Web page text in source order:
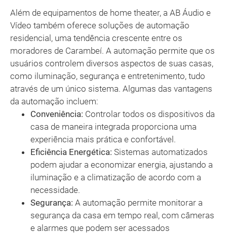
Além de equipamentos de home theater, a AB Áudio e
Vídeo também oferece soluções de automação
residencial, uma tendência crescente entre os
moradores de Carambeí. A automação permite que os
usuários controlem diversos aspectos de suas casas,
como iluminação, segurança e entretenimento, tudo
através de um único sistema. Algumas das vantagens
da automação incluem:
Conveniência: Controlar todos os dispositivos da
casa de maneira integrada proporciona uma
experiência mais prática e confortável.
Eficiência Energética: Sistemas automatizados
podem ajudar a economizar energia, ajustando a
iluminação e a climatização de acordo com a
necessidade.
Segurança: A automação permite monitorar a
segurança da casa em tempo real, com câmeras
e alarmes que podem ser acessados